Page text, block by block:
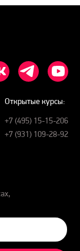
Открытые курсы:
+7 (495) 15-15-206
+7 (931) 109-28-92